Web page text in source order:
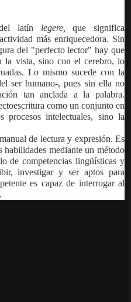
latín legere,
que significa
más enriquecedora. Sin
del "perfecto lector" hay que
la vista, sino con el cerebro, lo
Lo mismo sucede con la
ser humano-, pues sin ella no
tan anclada a la palabra.
como un conjunto en
intelectuales, sino la
de lectura y expresión. Es
habilidades mediante un método
de competencias lingüísticas y
investigar y ser aptos para
es capaz de interrogar al